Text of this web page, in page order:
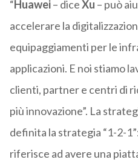
“Huawei– diceXu – può
accelerare la
equipaggiamenti per le
applicazioni. E noi stiamo
clienti, partner e centri di
più innovazione”. La
definita la strategia “1-2-
riferisce ad avere una